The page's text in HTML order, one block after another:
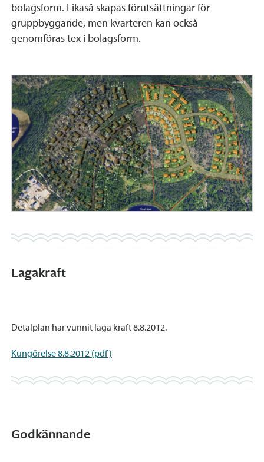
bolagsform. Likaså skapas förutsättningar för
gruppbyggande, men kvarteren kan också
genomföras tex i bolagsform.
Lagakraft
Detalplan har vunnit laga kraft 8.8.2012.
Kungörelse 8.8.2012 (pdf)
Godkännande